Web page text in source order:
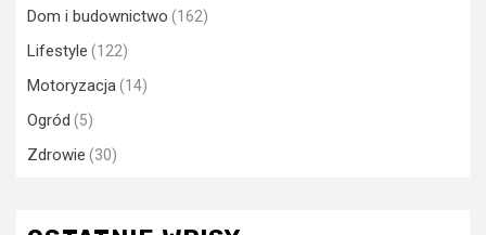
Dom i budownictwo (162)
Lifestyle (122)
Motoryzacja(14)
Ogród (5)
Zdrowie (30)